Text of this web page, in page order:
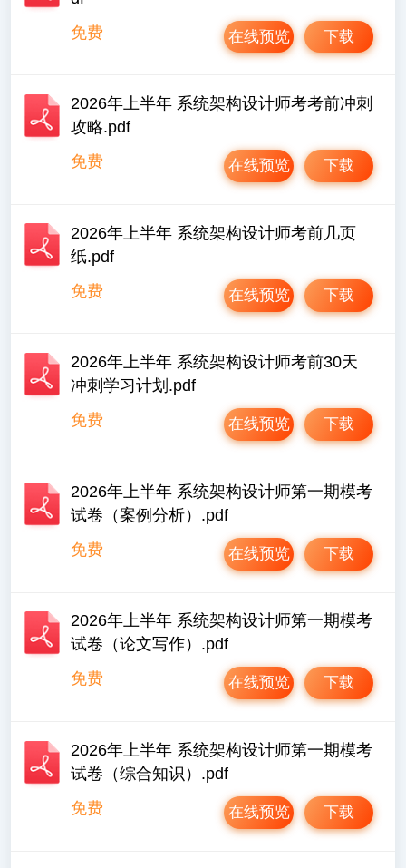
免费
下载
在线预览
2026年上半年 系统架构设计师考考前冲刺
攻略.pdf
免费
下载
在线预览
2026年上半年 系统架构设计师考前几页
纸.pdf
免费
下载
在线预览
2026年上半年 系统架构设计师考前30天
冲刺学习计划.pdf
免费
下载
在线预览
2026年上半年 系统架构设计师第一期模考
试卷（案例分析）.pdf
免费
下载
在线预览
2026年上半年 系统架构设计师第一期模考
试卷（论文写作）.pdf
免费
下载
在线预览
2026年上半年 系统架构设计师第一期模考
试卷（综合知识）.pdf
免费
下载
在线预览